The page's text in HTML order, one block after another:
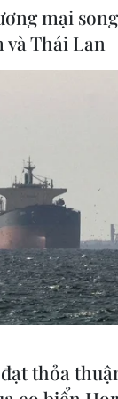
USD sản
làm
dẫn và ôtô
tra sản phẩm
Hornet
mại
và Thái Lan
thỏa